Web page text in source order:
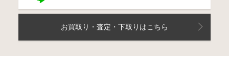
お買取り・査定・下取りはこちら